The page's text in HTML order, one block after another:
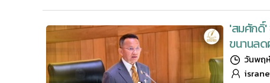
'สมศักดิ์'
ขนานล
วันพฤ